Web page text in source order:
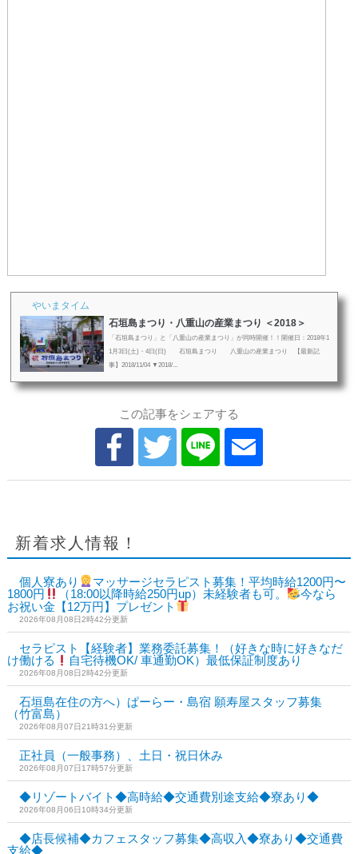
やいまタイム
石垣島まつり・八重山の産業まつり ＜2018＞
「石垣島まつり」と「八重山の産業まつり」が同時開催！！開催日：2018年1
1月3日(土)・4日(日) 石垣島まつり 八重山の産業まつり 【最新記
事】2018/11/04 ▼2018/...
この記事をシェアする
新着求人情報！
個人寮あり
マッサージセラピスト募集！平均時給1200円〜
1800円
（18:00以降時給250円up）未経験者も可。
今なら
お祝い金【12万円】プレゼント
2026年08月08日2時42分更新
セラピスト【経験者】業務委託募集！（好きな時に好きなだ
け働ける
自宅待機OK/ 車通勤OK）最低保証制度あり
2026年08月08日2時42分更新
石垣島在住の方へ）ぱーらー・島宿 願寿屋スタッフ募集
（竹富島）
2026年08月07日21時31分更新
正社員（一般事務）、土日・祝日休み
2026年08月07日17時57分更新
◆リゾートバイト◆高時給◆交通費別途支給◆寮あり◆
2026年08月06日10時34分更新
◆店長候補◆カフェスタッフ募集◆高収入◆寮あり◆交通費
支給◆